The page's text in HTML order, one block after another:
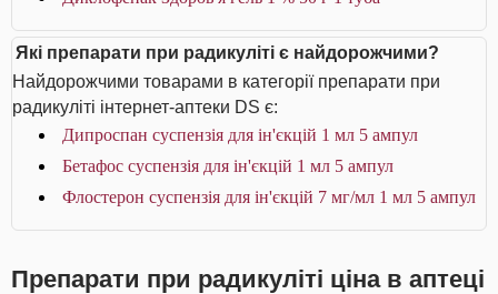
Які препарати при радикуліті є найдорожчими?
Найдорожчими товарами в категорії препарати при
радикуліті інтернет-аптеки DS є:
Дипроспан суспензія для ін'єкцій 1 мл 5 ампул
Бетафос суспензія для ін'єкцій 1 мл 5 ампул
Флостерон суспензія для ін'єкцій 7 мг/мл 1 мл 5 ампул
Препарати при радикуліті ціна в аптеці